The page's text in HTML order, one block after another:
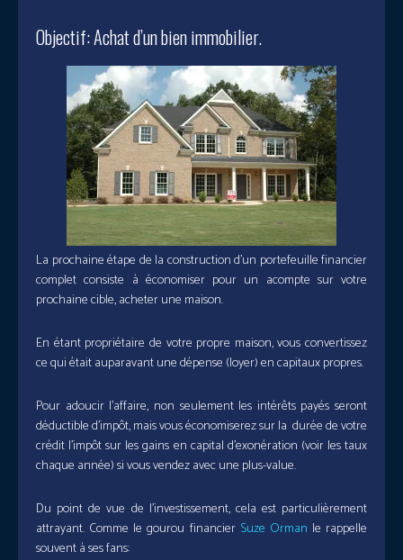
Objectif: Achat d’un bien immobilier.
La prochaine étape de la construction d’un portefeuille financier
complet consiste à économiser pour un acompte sur votre
prochaine cible, acheter une maison.
En étant propriétaire de votre propre maison, vous convertissez
ce qui était auparavant une dépense (loyer) en capitaux propres.
Pour adoucir l’affaire, non seulement les intérêts payés seront
déductible d’impôt, mais vous économiserez sur la durée de votre
crédit l’impôt sur les gains en capital d’exonération (voir les taux
chaque année) si vous vendez avec une plus-value.
Du point de vue de l’investissement, cela est particulièrement
attrayant. Comme le gourou financier Suze Orman le rappelle
souvent à ses fans: